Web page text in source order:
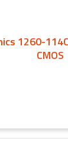
1260-
CMOS